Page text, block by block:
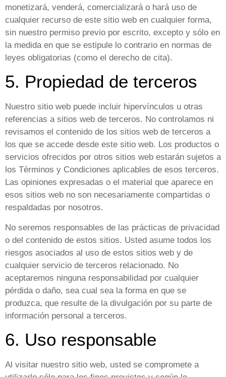
monetizará, venderá, comercializará o hará uso de
cualquier recurso de este sitio web en cualquier forma,
sin nuestro permiso previo por escrito, excepto y sólo en
la medida en que se estipule lo contrario en normas de
leyes obligatorias (como el derecho de cita).
5. Propiedad de terceros
Nuestro sitio web puede incluir hipervínculos u otras
referencias a sitios web de terceros. No controlamos ni
revisamos el contenido de los sitios web de terceros a
los que se accede desde este sitio web. Los productos o
servicios ofrecidos por otros sitios web estarán sujetos a
los Términos y Condiciones aplicables de esos terceros.
Las opiniones expresadas o el material que aparece en
esos sitios web no son necesariamente compartidas o
respaldadas por nosotros.
No seremos responsables de las prácticas de privacidad
o del contenido de estos sitios. Usted asume todos los
riesgos asociados al uso de estos sitios web y de
cualquier servicio de terceros relacionado. No
aceptaremos ninguna responsabilidad por cualquier
pérdida o daño, sea cual sea la forma en que se
produzca, que resulte de la divulgación por su parte de
información personal a terceros.
6. Uso responsable
Al visitar nuestro sitio web, usted se compromete a